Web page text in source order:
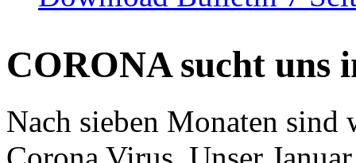
CORONA sucht uns
Nach sieben Monaten